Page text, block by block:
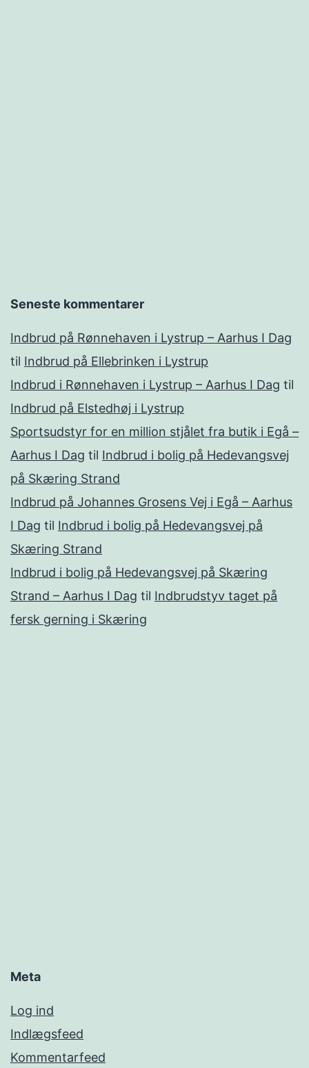
Seneste kommentarer
Indbrud på Rønnehaven i Lystrup – Aarhus I Dag
til Indbrud på Ellebrinken i Lystrup
Indbrud i Rønnehaven i Lystrup – Aarhus I Dag til
Indbrud på Elstedhøj i Lystrup
Sportsudstyr for en million stjålet fra butik i Egå –
Aarhus I Dag til Indbrud i bolig på Hedevangsvej
på Skæring Strand
Indbrud på Johannes Grosens Vej i Egå – Aarhus
I Dag til Indbrud i bolig på Hedevangsvej på
Skæring Strand
Indbrud i bolig på Hedevangsvej på Skæring
Strand – Aarhus I Dag til Indbrudstyv taget på
fersk gerning i Skæring
Meta
Log ind
Indlægsfeed
Kommentarfeed